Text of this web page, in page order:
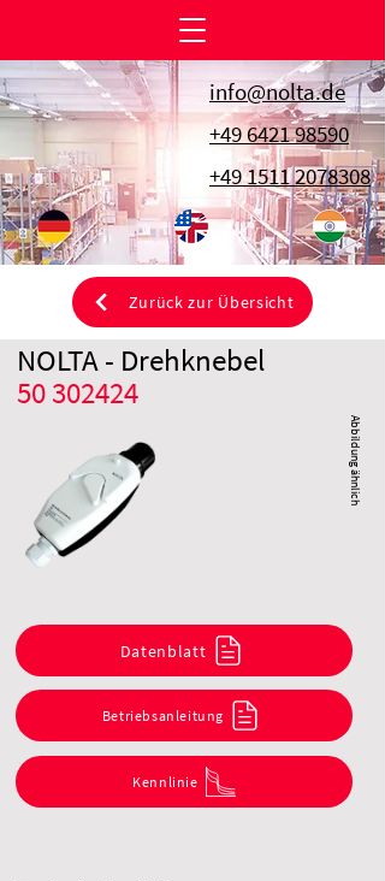
info@nolta.de
+49 6421 98590
+49 1511 2078308
Zurück zur Übersicht
50 302424
NOLTA - Drehknebel
Abbildung ähnlich
Datenblatt
Betriebsanleitung
Kennlinie